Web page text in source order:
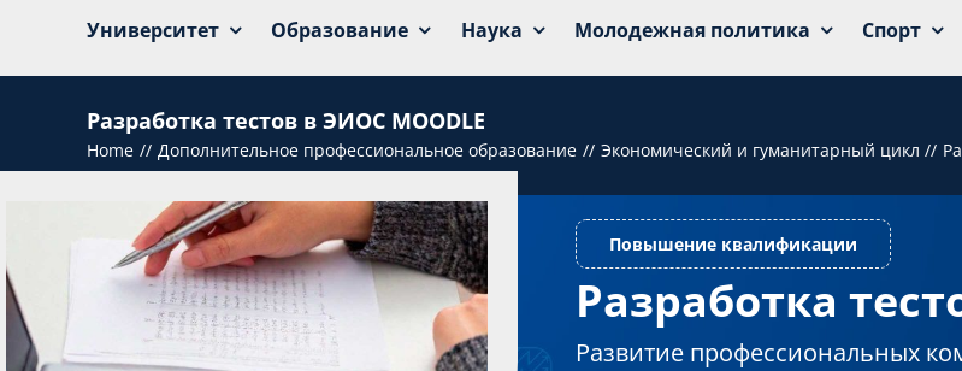
Университет Образование Наука Молодежная политика Спорт
Университет Образование
Разработка тестов в ЭИОС MOODLE
Home Дополнительное профессиональное образование Экономический и гуманитарный цикл
Повышение квалификации
Разработка
Развитие профессиональных